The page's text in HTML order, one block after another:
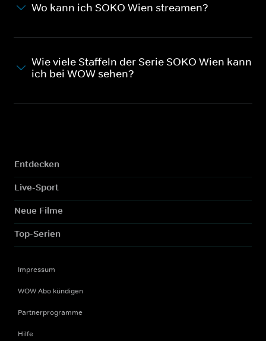
Wo kann ich SOKO Wien streamen?
Wie viele Staffeln der Serie SOKO Wien kann
ich bei WOW sehen?
Entdecken
Live-Sport
Neue Filme
Top-Serien
Impressum
WOW Abo kündigen
Partnerprogramme
Hilfe